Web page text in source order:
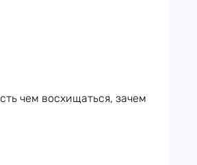
чем восхищаться, зачем